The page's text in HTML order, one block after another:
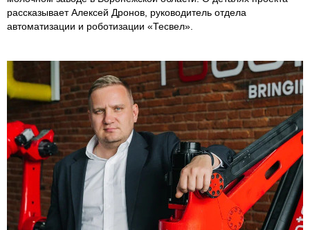
рассказывает Алексей Дронов, руководитель отдела
автоматизации и роботизации «Тесвел».